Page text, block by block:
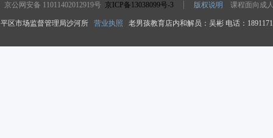
京公网安备 11011402012919号 京ICP备13038099号-3 版权说明 课程面向成
区市场监督管理局沙河所 营业执照 老男孩教育店内和解员：吴彬 电话：